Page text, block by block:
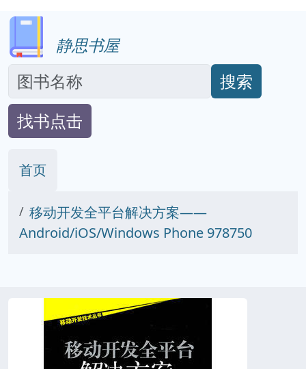
静思书屋
搜索
找书点击
首页
移动开发全平台解决方案——
Android/iOS/Windows Phone 978750